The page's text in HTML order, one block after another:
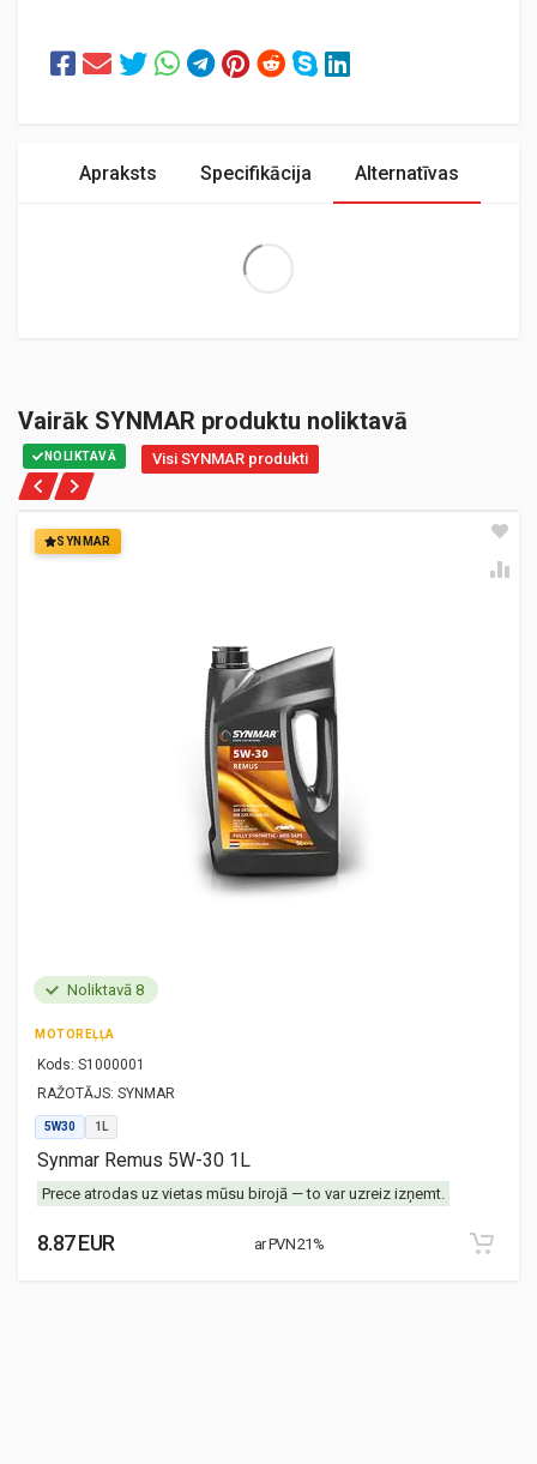
Apraksts Specifikācija Alternatīvas
Extra Large
Vairāk SYNMAR produktu noliktavā
NOLIKTAVĀ Visi SYNMAR produkti
SYNMAR
Noliktavā 8
MOTOREĻĻA
Kods: S1000001
RAŽOTĀJS: SYNMAR
5W30 1L
Synmar Remus 5W-30 1L
Prece atrodas uz vietas mūsu birojā — to var uzreiz izņemt.
8.87 EUR ar PVN 21%